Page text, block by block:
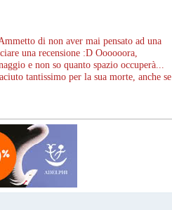
di non aver mai pensato ad una
una recensione :D Oooooora,
e non so quanto spazio occuperà...
tantissimo per la sua morte, anche se